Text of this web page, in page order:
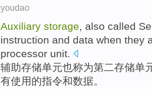
youdao
Auxiliary storage, also called
instruction and data when they
processor unit.
辅助存储单元也称为第二存储单
有使用的指令和数据。